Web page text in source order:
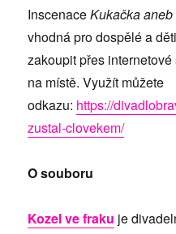
InscenaceKukačka
vhodná pro dospělé a
zakoupit přes
na místě. Využít můžete
odkazu: https://
zustal-clovekem/
O souboru
Kozel ve fraku je